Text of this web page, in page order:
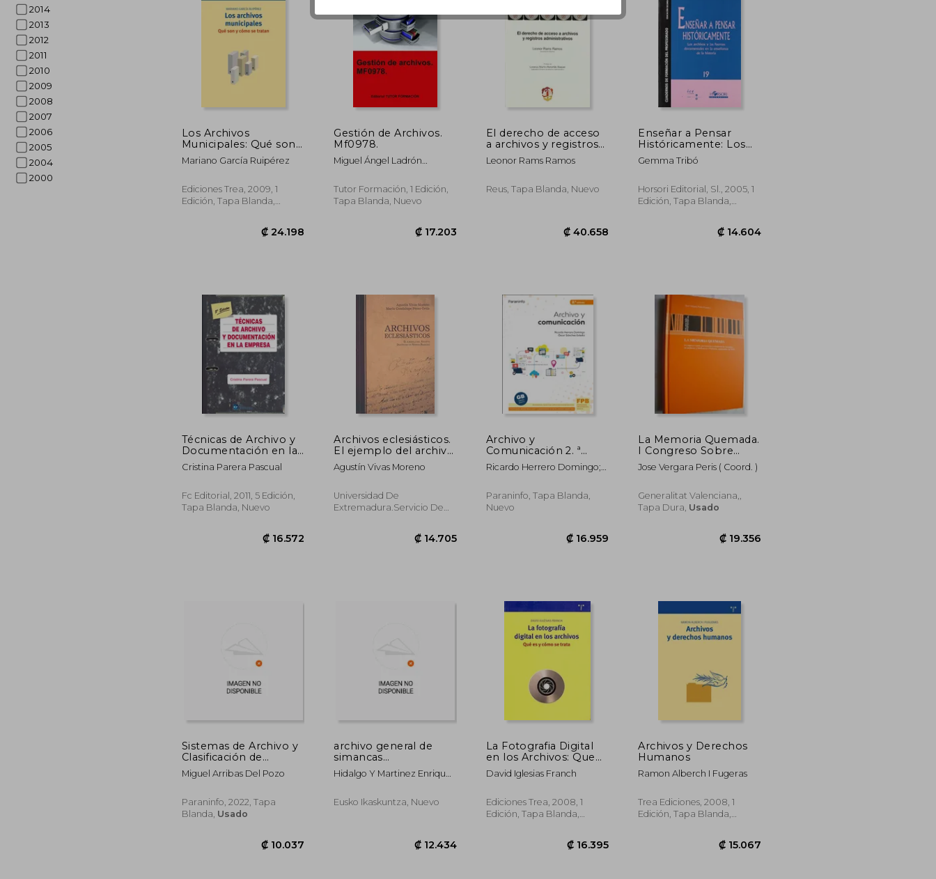
2014
2013
2012
2011
2010
2009
2008
2007
2006
2005
2004
2000
₡ 19.667
Los Archivos
Municipales: Qué son
y Cómo se Tratan
(Biblioteconomía y
Cultural)
Mariano García Ruipérez
Ediciones Trea, 2009, 1
Edición, Tapa Blanda,
₡ 24.198
Gestión de Archivos.
Mf0978.
Miguel Ángel Ladrón
Tutor Formación, 1 Edición,
Tapa Blanda, Nuevo
₡ 17.203
El derecho de acceso
a archivos y registros
administrativos
(Derecho
Leonor Rams Ramos
Reus, Tapa Blanda, Nuevo
₡ 40.658
Enseñar a Pensar
Históricamente: Los
Archivos y las Fuentes
Documentales en la
Historia
Gemma Tribó
Horsori Editorial, Sl., 2005, 1
Edición, Tapa Blanda,
Técnicas de Archivo y
Documentación en la
Empresa
Cristina Parera Pascual
Fc Editorial, 2011, 5 Edición,
Tapa Blanda, Nuevo
₡ 16.572
Archivos eclesiásticos.
El ejemplo del archivo
diocesano de Mérida-
Badajoz
Agustín Vivas Moreno
Universidad De
Extremadura.Servicio De
₡ 14.705
Archivo y
Comunicación 2. ª
Edición 2021
Ricardo Herrero Domingo;
S&Aacute;Nchez Estella
Paraninfo, Tapa Blanda,
Nuevo
₡ 16.959
La Memoria Quemada.
I Congreso Sobre
Prevencion y
Extincion de Incendios
Jose Vergara Peris ( Coord. )
Generalitat Valenciana,,
Tapa Dura, Usado
Sistemas de Archivo y
Clasificación de
Documentos: Rústica
(8)
Miguel Arribas Del Pozo
Paraninfo, 2022, Tapa
Blanda, Usado
archivo general de
simancas
1487.reg.gral.sello.
(fuentes doc.
Hidalgo Y Martinez Enriquez
Eusko Ikaskuntza, Nuevo
La Fotografia Digital
en los Archivos: Que
es y Como se Trata
David Iglesias Franch
Ediciones Trea, 2008, 1
Edición, Tapa Blanda,
Archivos y Derechos
Humanos
Ramon Alberch I Fugeras
Trea Ediciones, 2008, 1
Edición, Tapa Blanda,